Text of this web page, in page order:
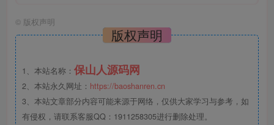
© 版权声明
版权声明
1、本站名称： 保山人源码网
2、本站永久网址： https://baoshanren.cn
3、本站文章部分内容可能来源于网络，仅供大家学习与参考，如
有侵权，请联系客服QQ：1911258305进行删除处理。